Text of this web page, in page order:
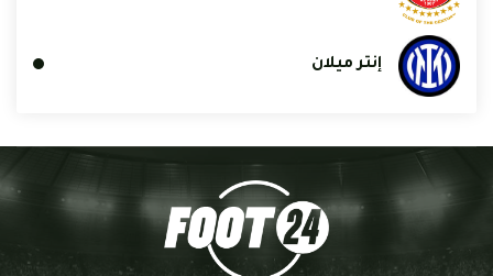
إنتر ميلان